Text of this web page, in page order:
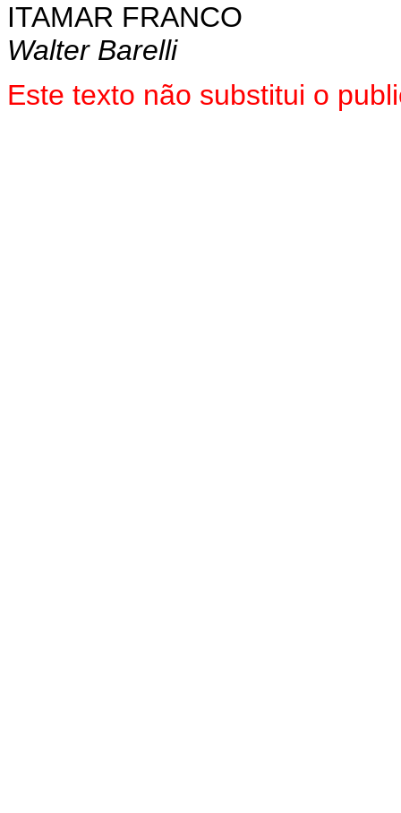
ITAMAR FRANCO
Walter Barelli
Este texto não substitui o